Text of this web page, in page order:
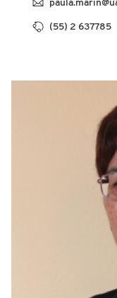
(55) 2 637785